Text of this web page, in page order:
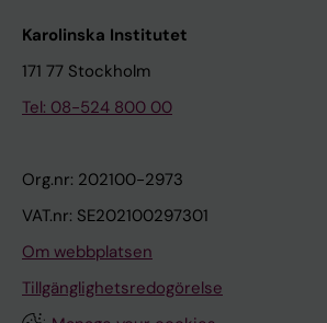
Karolinska Institutet
171 77 Stockholm
Tel: 08-524 800 00
Org.nr: 202100-2973
VAT.nr: SE202100297301
Om webbplatsen
Tillgänglighetsredogörelse